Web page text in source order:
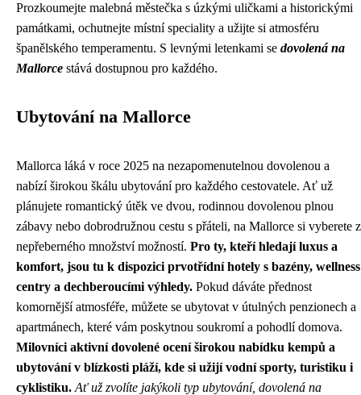
Prozkoumejte malebná městečka s úzkými uličkami a historickými
památkami, ochutnejte místní speciality a užijte si atmosféru
španělského temperamentu. S levnými letenkami se dovolená na
Mallorce stává dostupnou pro každého.
Ubytování na Mallorce
Mallorca láká v roce 2025 na nezapomenutelnou dovolenou a
nabízí širokou škálu ubytování pro každého cestovatele. Ať už
plánujete romantický útěk ve dvou, rodinnou dovolenou plnou
zábavy nebo dobrodružnou cestu s přáteli, na Mallorce si vyberete z
nepřeberného množství možností. Pro ty, kteří hledají luxus a
komfort, jsou tu k dispozici prvotřídní hotely s bazény, wellness
centry a dechberoucími výhledy. Pokud dáváte přednost
komornější atmosféře, můžete se ubytovat v útulných penzionech a
apartmánech, které vám poskytnou soukromí a pohodlí domova.
Milovníci aktivní dovolené ocení širokou nabídku kempů a
ubytování v blízkosti pláží, kde si užijí vodní sporty, turistiku i
cyklistiku. Ať už zvolíte jakýkoli typ ubytování, dovolená na